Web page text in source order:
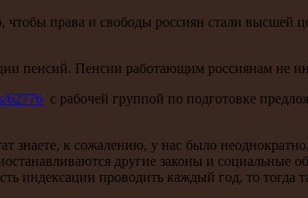
чтобы права и свободы россиян стали
пенсий. Пенсии работающим россиянам не
62776 с рабочей группой по подготовке
к сожалению, у нас было
другие законы и социальные
индексации проводить каждый год, то тогда